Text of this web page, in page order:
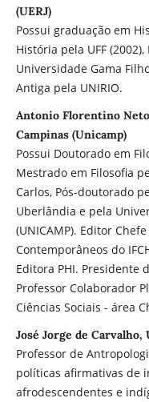
(UERJ)
Possui graduação em
História pela UFF
Universidade Gama
Antiga pela UNIRIO.
Antonio Florentino
Campinas (Unicamp)
Possui Doutorado em
Mestrado em Filosofia
Carlos, Pós-doutorado
Uberlândia e pela
(UNICAMP). Editor
Contemporâneos do
Editora PHI. Presidente
Professor Colaborador
Ciências Sociais - área
José Jorge de
Professor de
políticas afirmativas de
afrodescendentes e